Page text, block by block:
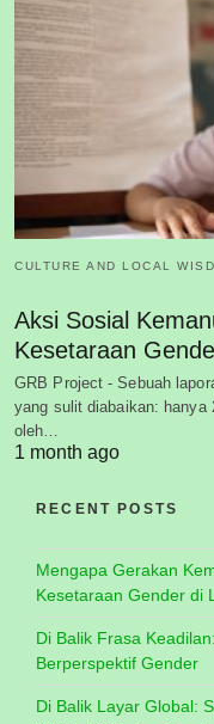
CULTURE AND LOCAL
Aksi Sosial
Kesetaraan
GRB Project - Sebuah
yang sulit diabaikan: hanya
oleh…
1 month ago
RECENT POSTS
Mengapa Gerakan
Kesetaraan Gender di
Di Balik Frasa
Berperspektif Gender
Di Balik Layar Global: